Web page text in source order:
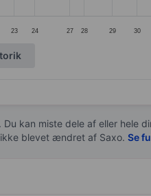
23 24 27 28 29 30
kan miste dele af eller hele
blevet ændret af Saxo. Se